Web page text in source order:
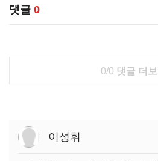
댓글 0
0/0 댓글 더보
이성휘